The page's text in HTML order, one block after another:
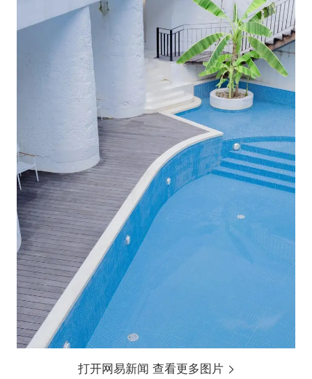
打开网易新闻 查看更多图片